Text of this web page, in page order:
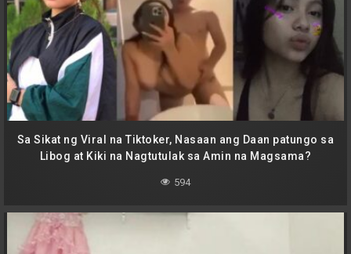
Sa Sikat ng Viral na Tiktoker, Nasaan ang Daan patungo sa
Libog at Kiki na Nagtutulak sa Amin na Magsama?
594